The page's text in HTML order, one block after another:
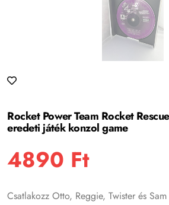
Rocket Power Team Rocket
eredeti játék konzol game
4890 Ft
Csatlakozz Otto, Reggie, Twister és